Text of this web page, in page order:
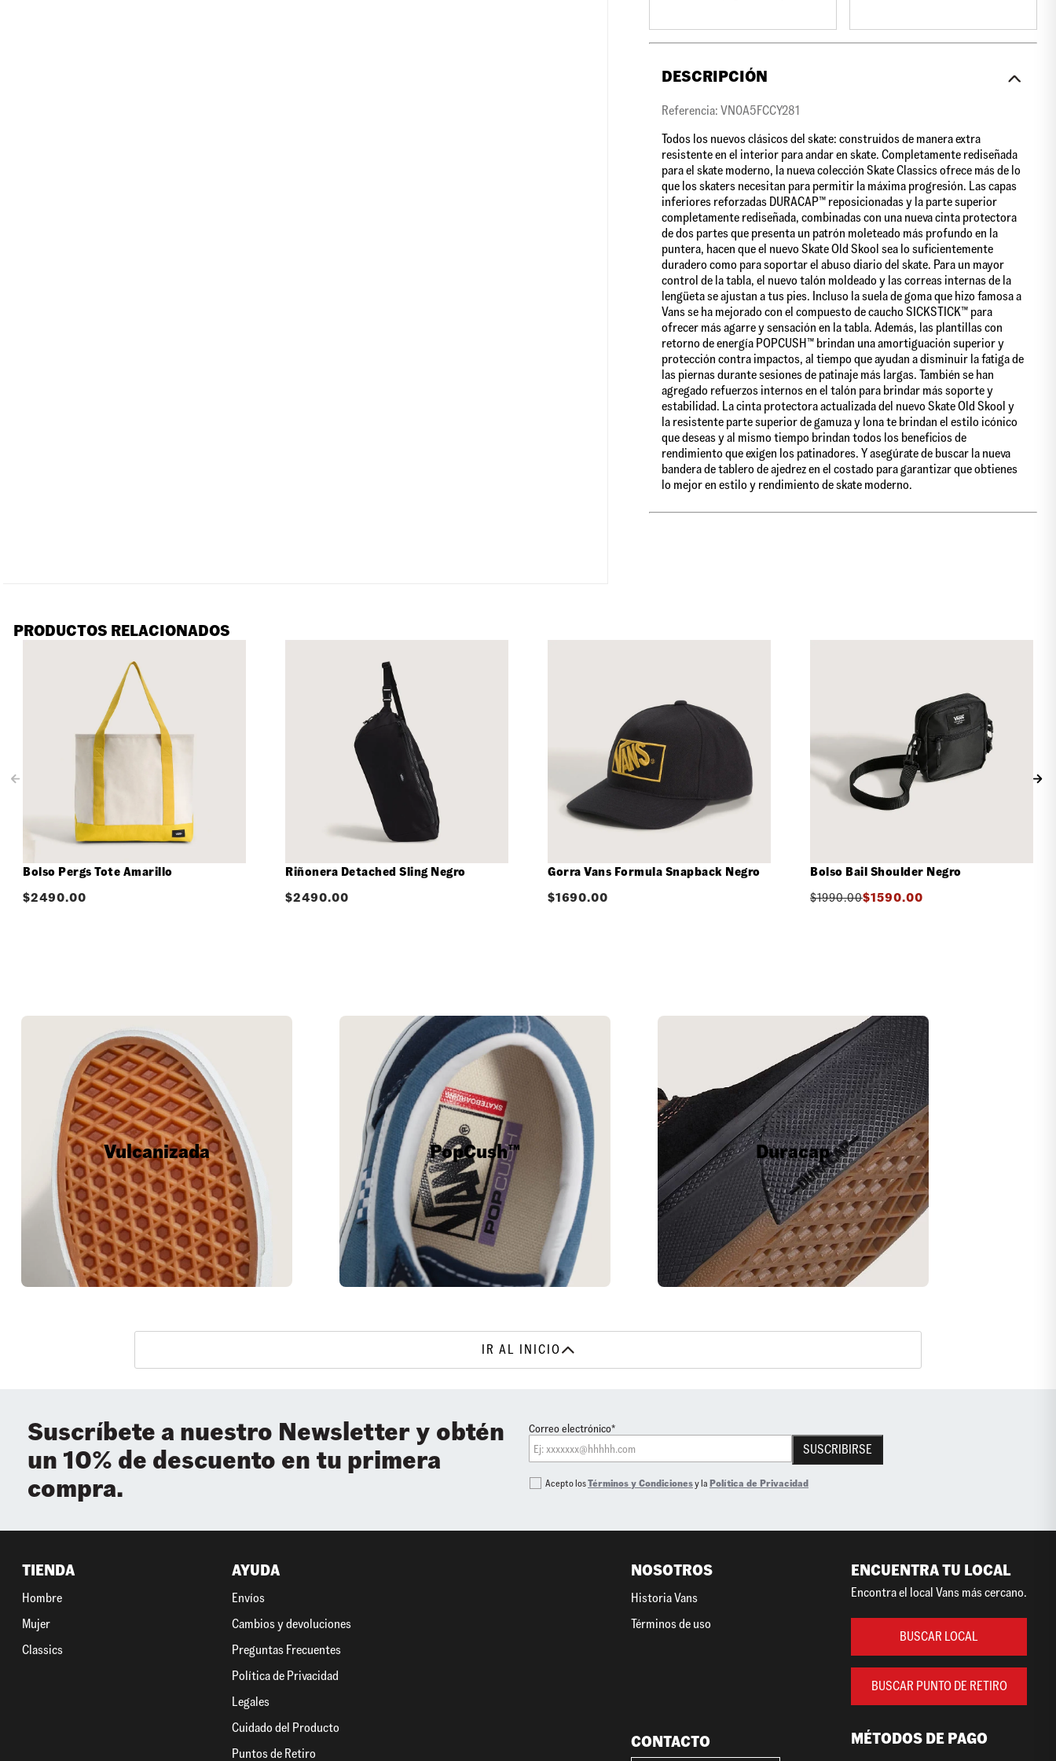
DESCRIPCIÓN
Referencia: VN0A5FCCY281
Todos los nuevos clásicos del skate: construidos de manera extra
resistente en el interior para andar en skate. Completamente rediseñada
para el skate moderno, la nueva colección Skate Classics ofrece más de lo
que los skaters necesitan para permitir la máxima progresión. Las capas
inferiores reforzadas DURACAP™ reposicionadas y la parte superior
completamente rediseñada, combinadas con una nueva cinta protectora
de dos partes que presenta un patrón moleteado más profundo en la
puntera, hacen que el nuevo Skate Old Skool sea lo suficientemente
duradero como para soportar el abuso diario del skate. Para un mayor
control de la tabla, el nuevo talón moldeado y las correas internas de la
lengüeta se ajustan a tus pies. Incluso la suela de goma que hizo famosa a
Vans se ha mejorado con el compuesto de caucho SICKSTICK™ para
ofrecer más agarre y sensación en la tabla. Además, las plantillas con
retorno de energía POPCUSH™ brindan una amortiguación superior y
protección contra impactos, al tiempo que ayudan a disminuir la fatiga de
las piernas durante sesiones de patinaje más largas. También se han
agregado refuerzos internos en el talón para brindar más soporte y
estabilidad. La cinta protectora actualizada del nuevo Skate Old Skool y
la resistente parte superior de gamuza y lona te brindan el estilo icónico
que deseas y al mismo tiempo brindan todos los beneficios de
rendimiento que exigen los patinadores. Y asegúrate de buscar la nueva
bandera de tablero de ajedrez en el costado para garantizar que obtienes
lo mejor en estilo y rendimiento de skate moderno.
PRODUCTOS RELACIONADOS
Bolso Pergs Tote Amarillo
$2490.00
Riñonera Detached Sling Negro
$2490.00
Gorra Vans Formula Snapback Negro
$1690.00
Bolso Bail Shoulder Negro
$1990.00$1590.00
Vulcanizada PopCush™ Duracap
IR AL INICIO
Suscríbete a nuestro Newsletter y obtén
un 10% de descuento en tu primera
compra.
Correo electrónico*
SUSCRIBIRSE
Acepto losTérminos y Condicionesy la Política de Privacidad
TIENDA
Hombre
Mujer
Classics
AYUDA
Envíos
Cambios y devoluciones
Preguntas Frecuentes
Política de Privacidad
Legales
Cuidado del Producto
Puntos de Retiro
NOSOTROS
Historia Vans
Términos de uso
ENCUENTRA TU LOCAL
Encontra el local Vans más cercano.
BUSCAR LOCAL
BUSCAR PUNTO DE RETIRO
CONTACTO MÉTODOS DE PAGO